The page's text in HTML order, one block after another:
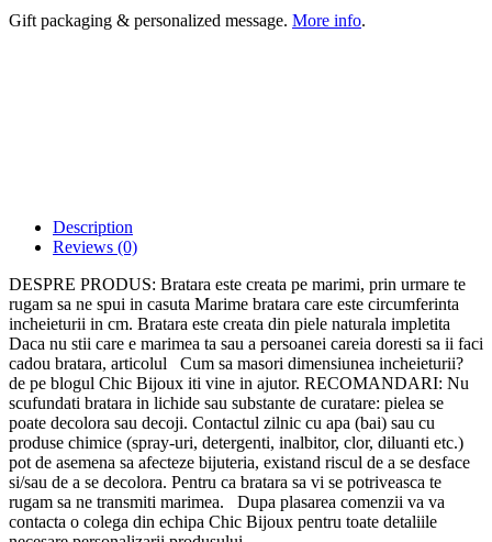
Gift packaging & personalized message. More info.
Description
Reviews (0)
DESPRE PRODUS: Bratara este creata pe marimi, prin urmare te
rugam sa ne spui in casuta Marime bratara care este circumferinta
incheieturii in cm. Bratara este creata din piele naturala impletita
Daca nu stii care e marimea ta sau a persoanei careia doresti sa ii faci
cadou bratara, articolul Cum sa masori dimensiunea incheieturii?
de pe blogul Chic Bijoux iti vine in ajutor. RECOMANDARI: Nu
scufundati bratara in lichide sau substante de curatare: pielea se
poate decolora sau decoji. Contactul zilnic cu apa (bai) sau cu
produse chimice (spray-uri, detergenti, inalbitor, clor, diluanti etc.)
pot de asemena sa afecteze bijuteria, existand riscul de a se desface
si/sau de a se decolora. Pentru ca bratara sa vi se potriveasca te
rugam sa ne transmiti marimea. Dupa plasarea comenzii va va
contacta o colega din echipa Chic Bijoux pentru toate detaliile